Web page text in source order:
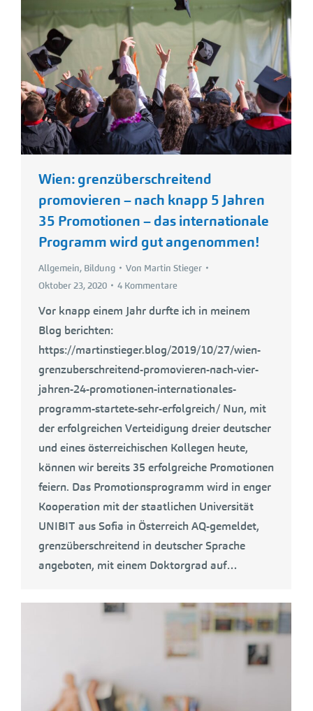
Wien: grenzüberschreitend
promovieren – nach knapp 5 Jahren
35 Promotionen – das internationale
Programm wird gut angenommen!
Allgemein, Bildung Von Martin Stieger
Oktober 23, 2020
4 Kommentare
Vor knapp einem Jahr durfte ich in meinem
Blog berichten:
https://martinstieger.blog/2019/10/27/wien-
grenzuberschreitend-promovieren-nach-vier-
jahren-24-promotionen-internationales-
programm-startete-sehr-erfolgreich/ Nun, mit
der erfolgreichen Verteidigung dreier deutscher
und eines österreichischen Kollegen heute,
können wir bereits 35 erfolgreiche Promotionen
feiern. Das Promotionsprogramm wird in enger
Kooperation mit der staatlichen Universität
UNIBIT aus Sofia in Österreich AQ-gemeldet,
grenzüberschreitend in deutscher Sprache
angeboten, mit einem Doktorgrad auf…